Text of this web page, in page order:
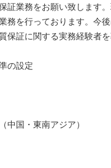
証業務をお願い致します
務を行っております。今
保証に関する実務経験者を
の設定
中国・東南アジア）